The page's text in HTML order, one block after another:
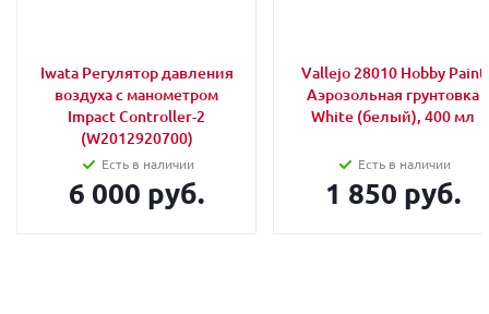
Iwata Регулятор давления
воздуха с манометром
Impact Controller-2
(W2012920700)
Есть в наличии
6 000 руб.
Vallejo 28010 Hobby Paint
Аэрозольная грунтовка
White (белый), 400 мл
Есть в наличии
1 850 руб.